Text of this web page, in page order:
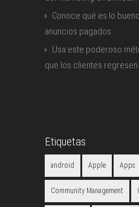
Conoce qué es lo
anuncios pagados
Usa este poderoso
que los clientes
Etiquetas
android Apple Apps
Community Management